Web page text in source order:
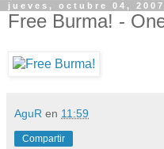
jueves, octubre 04, 2007
Free Burma! -
AguR en 11:59
Compartir